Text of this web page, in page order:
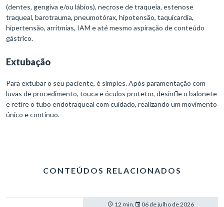
(dentes, gengiva e/ou lábios), necrose de traqueia, estenose
traqueal, barotrauma, pneumotórax, hipotensão, taquicardia,
hipertensão, arritmias, IAM e até mesmo aspiração de conteúdo
gástrico.
Extubação
Para extubar o seu paciente, é simples. Após paramentação com
luvas de procedimento, touca e óculos protetor, desinfle o balonete
e retire o tubo endotraqueal com cuidado, realizando um movimento
único e contínuo.
CONTEÚDOS RELACIONADOS
12 min. 06 de julho de 2026